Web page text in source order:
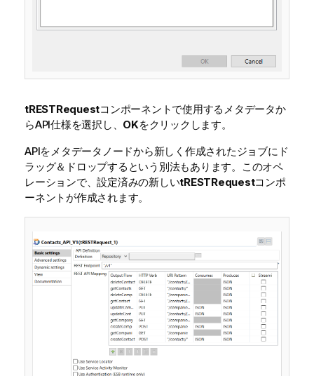
tRESTRequestコンポーネントで使用するメタデータか
らAPI仕様を選択し、 OKをクリックします。
APIをメタデータノードから新しく作成されたジョブにド
ラッグ＆ドロップするという別法もあります。このオペ
レーションで、設定済みの新しいtRESTRequestコンポ
ーネントが作成されます。